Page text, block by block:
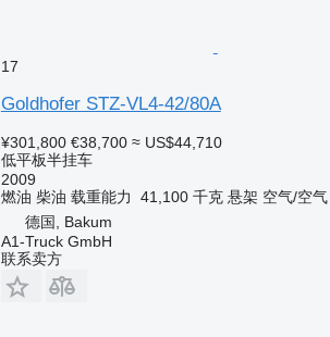
17
Goldhofer STZ-VL4-42/80A
¥301,800 €38,700 ≈ US$44,710
低平板半挂车
2009
燃油 柴油 载重能力 41,100 千克 悬架 空气/空气
德国, Bakum
A1-Truck GmbH
联系卖方